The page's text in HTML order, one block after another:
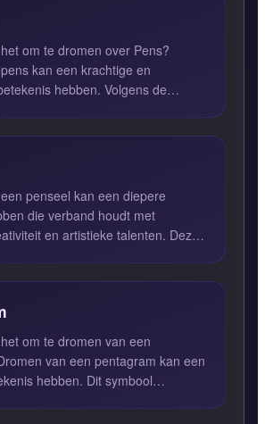
om te dromen over Pens?
kan een krachtige en
hebben. Volgens de
penseel kan een diepere
die verband houdt met
en artistieke talenten. Deze
om te dromen van een
van een pentagram kan een
hebben. Dit symbool